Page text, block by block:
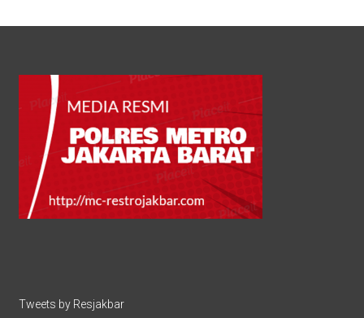
Tweets by Resjakbar